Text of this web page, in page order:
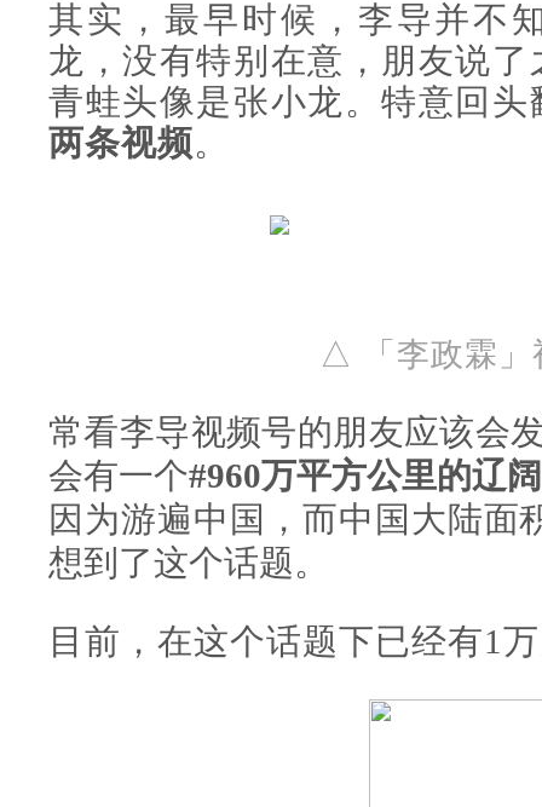
其实，最早时候，李导并不
龙，没有特别在意，朋友说
青蛙头像是张小龙。特意回头
两条视频。
△ 「李政霖」
常看李导视频号的朋友应该会
会有一个#960万平方公里的辽阔
因为游遍中国，而中国大陆面
想到了这个话题。
目前，在这个话题下已经有1